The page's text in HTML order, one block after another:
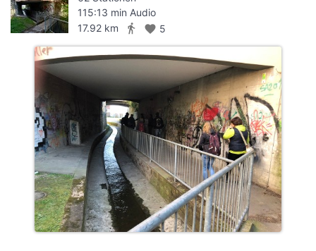
115:13 min Audio
17.92 km
directions_walk favorite 5